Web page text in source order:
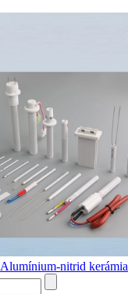
Alumínium-nitrid kerámia